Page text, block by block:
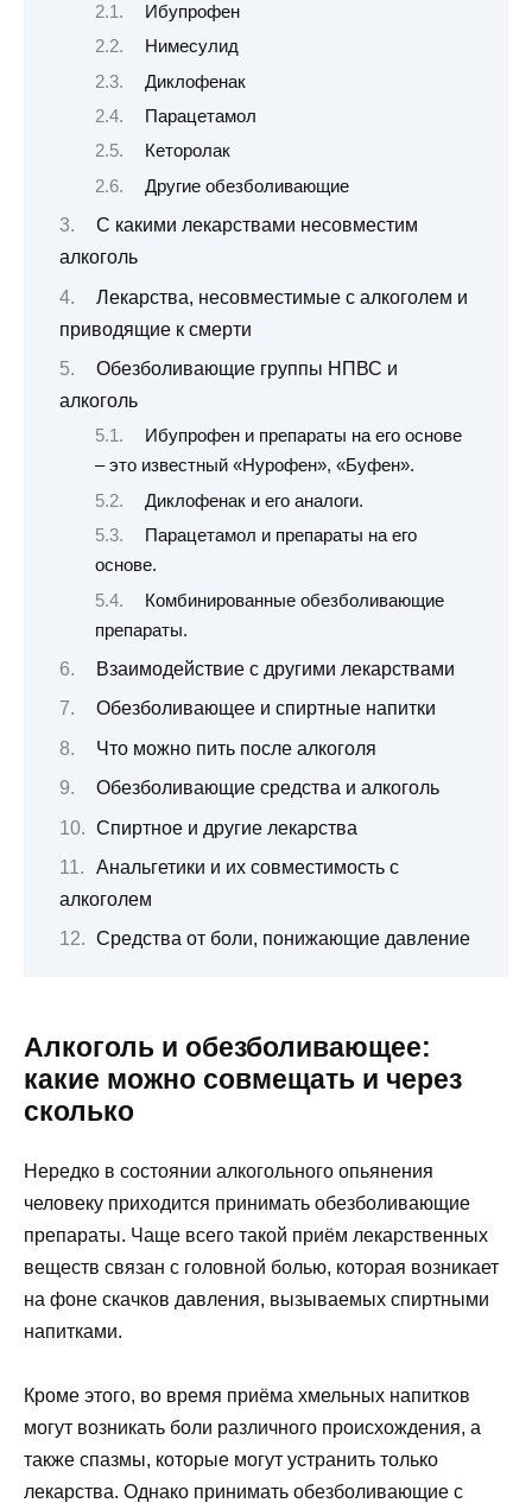
Ибупрофен
Нимесулид
Диклофенак
Парацетамол
Кеторолак
Другие обезболивающие
С какими лекарствами несовместим
алкоголь
Лекарства, несовместимые с алкоголем и
приводящие к смерти
Обезболивающие группы НПВС и
алкоголь
Ибупрофен и препараты на его основе
– это известный «Нурофен», «Буфен».
Диклофенак и его аналоги.
Парацетамол и препараты на его
основе.
Комбинированные обезболивающие
препараты.
Взаимодействие с другими лекарствами
Обезболивающее и спиртные напитки
Что можно пить после алкоголя
Обезболивающие средства и алкоголь
Спиртное и другие лекарства
Анальгетики и их совместимость с
алкоголем
Средства от боли, понижающие давление
Алкоголь и обезболивающее:
какие можно совмещать и через
сколько
Нередко в состоянии алкогольного опьянения
человеку приходится принимать обезболивающие
препараты. Чаще всего такой приём лекарственных
веществ связан с головной болью, которая возникает
на фоне скачков давления, вызываемых спиртными
напитками.
Кроме этого, во время приёма хмельных напитков
могут возникать боли различного происхождения, а
также спазмы, которые могут устранить только
лекарства. Однако принимать обезболивающие с